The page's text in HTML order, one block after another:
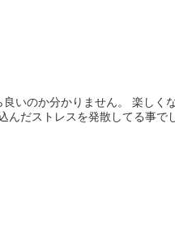
いのか分かりません。 楽しく
んだストレスを発散してる事で